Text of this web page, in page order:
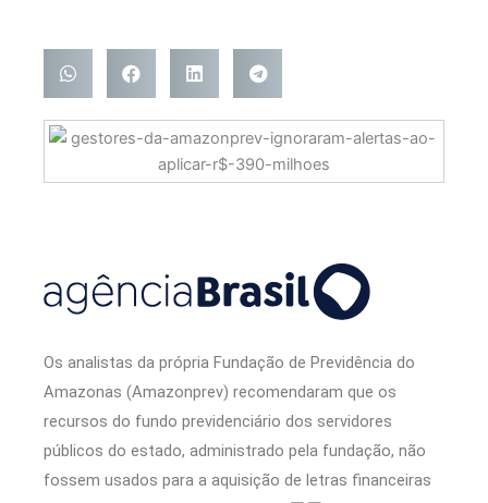
Os analistas da própria Fundação de Previdência do
Amazonas (Amazonprev) recomendaram que os
recursos do fundo previdenciário dos servidores
públicos do estado, administrado pela fundação, não
fossem usados para a aquisição de letras financeiras